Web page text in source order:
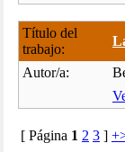
Título del
trabajo:
Autor/a:
[ Página 1 2 3 ]